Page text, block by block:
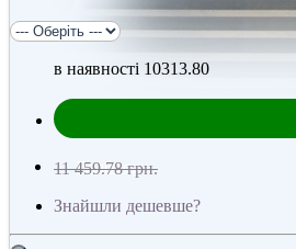
Радіатори
в наявності 10313.80
11 459.78 грн.
Знайшли дешевше?